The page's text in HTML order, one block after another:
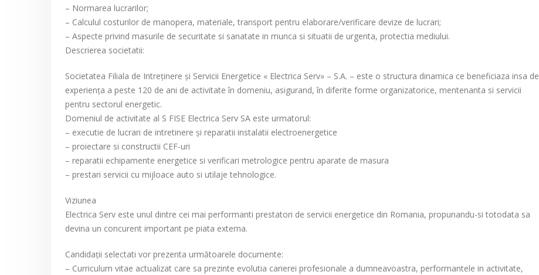
– Normarea lucrarilor;
– Calculul costurilor de manopera, materiale, transport pentru elaborare/verificare devize de lucrari;
– Aspecte privind masurile de securitate si sanatate in munca si situatii de urgenta, protectia mediului.
Descrierea societatii:
Societatea Filiala de Intreţinere şi Servicii Energetice « Electrica Serv» – S.A. – este o structura dinamica ce beneficiaza insa de
experienţa a peste 120 de ani de activitate în domeniu, asigurand, în diferite forme organizatorice, mentenanta si servicii
pentru sectorul energetic.
Domeniul de activitate al S FISE Electrica Serv SA este urmatorul:
– executie de lucrari de intretinere şi reparatii instalatii electroenergetice
– proiectare si constructii CEF-uri
– reparatii echipamente energetice si verificari metrologice pentru aparate de masura
– prestari servicii cu mijloace auto si utilaje tehnologice.
Viziunea
Electrica Serv este unul dintre cei mai performanti prestatori de servicii energetice din Romania, propunandu-si totodata sa
devina un concurent important pe piata externa.
Candidaţii selectati vor prezenta următoarele documente:
– Curriculum vitae actualizat care sa prezinte evolutia carierei profesionale a dumneavoastra, performantele in activitate,